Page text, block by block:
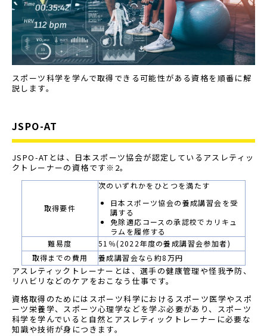
スポーツ科学を学んで取得できる可能性がある資格を順番に解
説します。
JSPO-AT
JSPO-ATとは、日本スポーツ協会が認定しているアスレティッ
クトレーナーの資格です※2。
取得要件
次のいずれかをひとつを満たす
日本スポーツ協会の養成講習会を受
講する
免除適応コースの承認校でカリキュ
ラムを履修する
難易度
51％(2022年度の養成講習会参加者)
取得までの費用
養成講習会なら約8万円
アスレティックトレーナーとは、選手の健康管理や怪我予防、
リハビリなどのケアをおこなう仕事です。
資格取得のためにはスポーツ科学におけるスポーツ医学やスポ
ーツ栄養学、スポーツ心理学などを学ぶ必要があり、スポーツ
科学を学んでいると自然とアスレティックトレーナーに必要な
知識や技術が身につきます。